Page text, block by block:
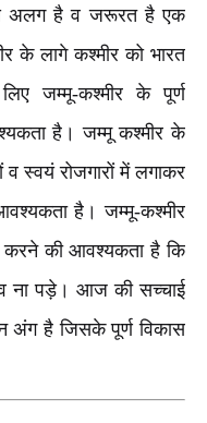
से अलग है व जरूरत है एक
के लागे कश्मीर को भारत
जम्मू-कश्मीर के पूर्ण
है। जम्मू कश्मीर के
स्वयं रोजगारों में लगाकर
है। जम्मू-कश्मीर
करने की आवश्यकता है कि
ना पड़े। आज की सच्चाई
अंग है जिसके पूर्ण विकास